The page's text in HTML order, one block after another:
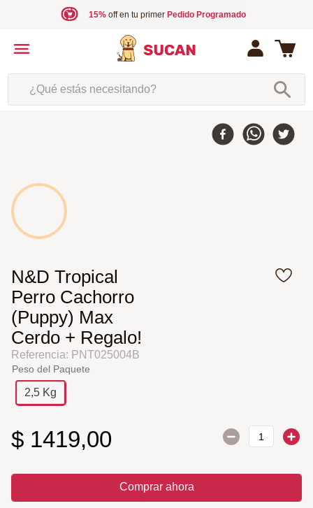
15%off en tu primer Pedido Programado
¿Qué estás necesitando?
N&D Tropical
Perro Cachorro
(Puppy) Max
Cerdo + Regalo!
Referencia: PNT025004B
Peso del Paquete
2,5 Kg
$ 1419,00
Comprar ahora